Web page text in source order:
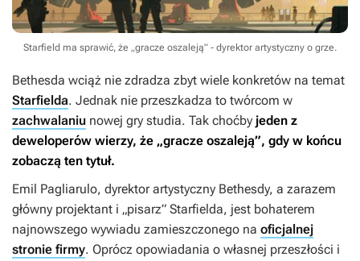
Starfield ma sprawić, że „gracze oszaleją” - dyrektor artystyczny o grze.
Bethesda wciąż nie zdradza zbyt wiele konkretów na temat
Starfielda. Jednak nie przeszkadza to twórcom w
zachwalaniu nowej gry studia. Tak choćby jeden z
deweloperów wierzy, że „gracze oszaleją”, gdy w końcu
zobaczą ten tytuł.
Emil Pagliarulo, dyrektor artystyczny Bethesdy, a zarazem
główny projektant i „pisarz” Starfielda, jest bohaterem
najnowszego wywiadu zamieszczonego na oficjalnej
stronie firmy. Oprócz opowiadania o własnej przeszłości i